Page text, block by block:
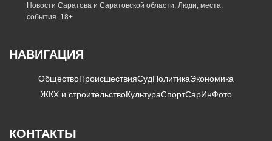
Новости Саратова и Саратовской области. Люди, места,
события. 18+
НАВИГАЦИЯ
ОбществоПроисшествияСудПолитикаЭкономика
ЖКХ и строительствоКультураСпортСарИнФото
КОНТАКТЫ